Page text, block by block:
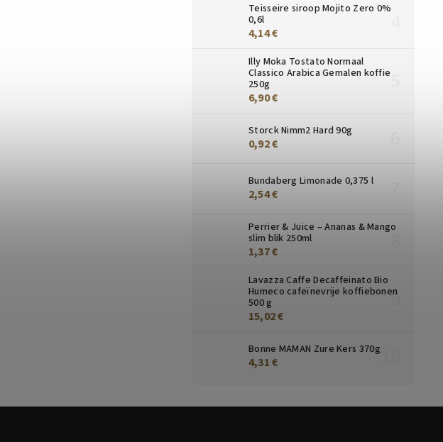
Teisseire siroop Mojito Zero 0%
0,6l
4,14 €
Illy Moka Tostato Normaal
Classico Arabica Gemalen koffie
250g
6,90 €
Storck Nimm2 Hard 90g
0,92 €
Bundaberg Limonade 0,375 l
2,54 €
Perrier & Juice – Ananas & Mango
slim blik 250ml
1,37 €
Lavazza Caffe Decaffeinato Bio
Humeco cafeïnevrije koffiebonen
500 g
15,02 €
Bonne MAMAN Zure Kers 370g
4,31 €